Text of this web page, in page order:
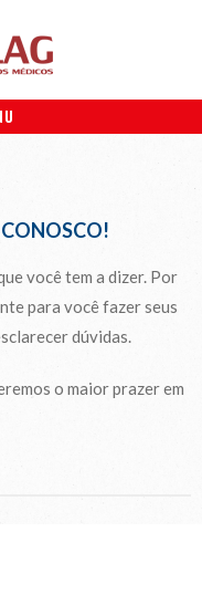
você tem a dizer. Por
para você fazer seus
dúvidas.
o maior prazer em